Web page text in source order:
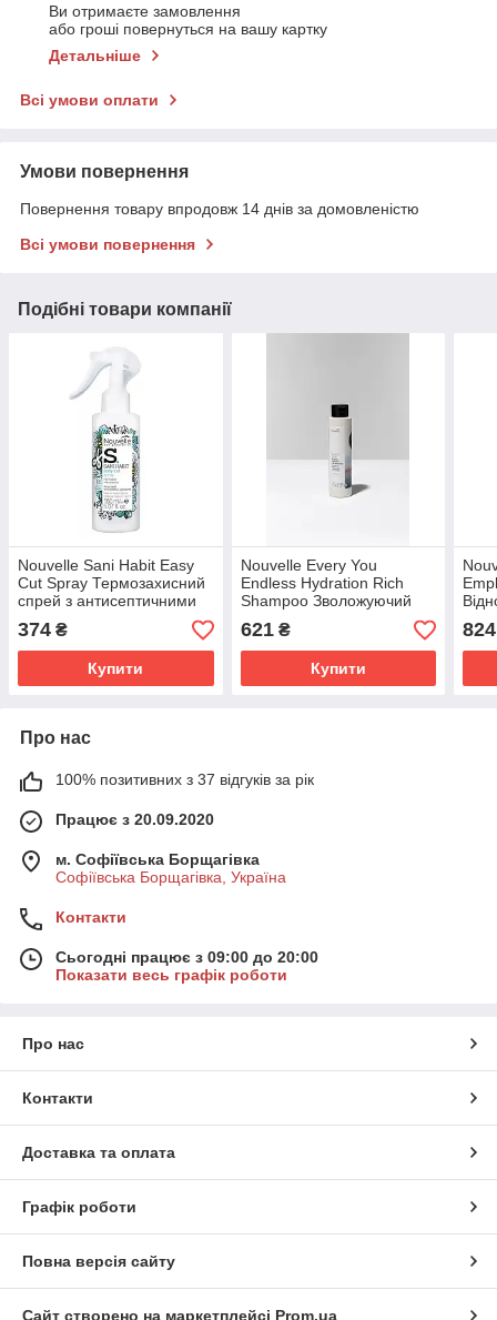
Ви отримаєте замовлення
або гроші повернуться на вашу картку
Детальніше
Всі умови оплати
Умови повернення
Повернення товару впродовж 14 днів за домовленістю
Всі умови повернення
Подібні товари компанії
Nouvelle Sani Habit Easy
Cut Spray Термозахисний
спрей з антисептичними
властивостями 150 мл.
374 ₴
Купити
Nouvelle Every You
Endless Hydration Rich
Shampoo Зволожуючий
шампунь для
нормального та густого
волосся 250мл
621₴
Купити
мл.
824
Про нас
100% позитивних з 37 відгуків за рік
Працює з 20.09.2020
м. Софіївська Борщагівка
Софіївська Борщагівка, Україна
Контакти
Сьогодні працює з 09:00 до 20:00
Показати весь графік роботи
Про нас
Контакти
Доставка та оплата
Графік роботи
Повна версія сайту
Сайт створено на маркетплейсі Prom.ua